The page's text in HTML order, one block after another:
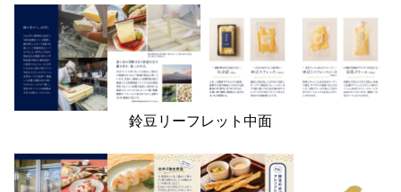
鈴豆リーフレット中面